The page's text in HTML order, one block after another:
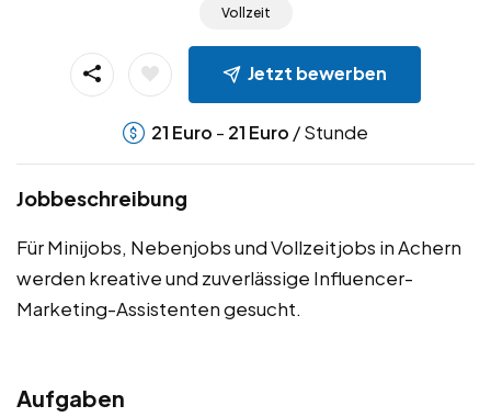
Vollzeit
Jetzt bewerben
21 Euro - 21 Euro / Stunde
Jobbeschreibung
Für Minijobs, Nebenjobs und Vollzeitjobs in Achern
werden kreative und zuverlässige Influencer-
Marketing-Assistenten gesucht.
Aufgaben